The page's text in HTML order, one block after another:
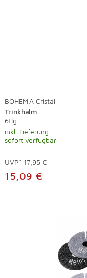
BOHEMIA Cristal
Trinkhalm
6tlg.
inkl. Lieferung
sofort verfügbar
UVP* 17,95 €
15,09 €